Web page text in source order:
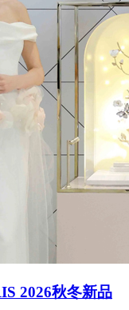
2026秋冬新品